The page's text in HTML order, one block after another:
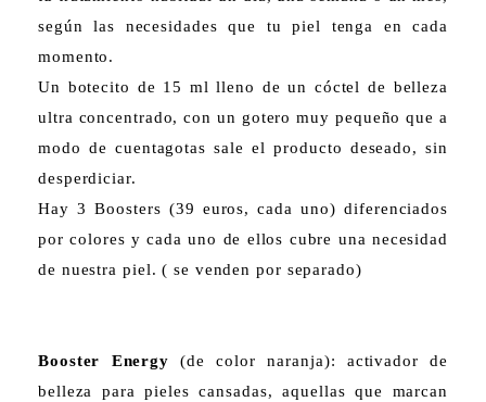
según las necesidades que tu piel tenga en cada
momento.
Un botecito de 15 ml lleno de un cóctel de belleza
ultra concentrado, con un gotero muy pequeño que a
modo de cuentagotas sale el producto deseado, sin
desperdiciar.
Hay 3 Boosters (39 euros, cada uno) diferenciados
por colores y cada uno de ellos cubre una necesidad
de nuestra piel. ( se venden por separado)
Booster Energy (de color naranja): activador de
belleza para pieles cansadas, aquellas que marcan